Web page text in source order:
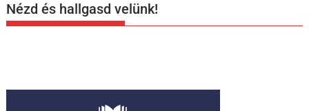
Nézd és hallgasd velünk!